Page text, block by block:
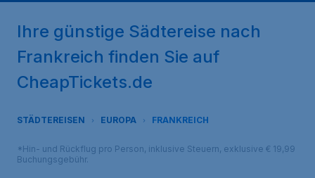
Ihre günstige Sädtereise nach
Frankreich finden Sie auf
CheapTickets.de
STÄDTEREISEN EUROPA FRANKREICH
*Hin- und Rückflug pro Person, inklusive Steuern, exklusive € 19,99
Buchungsgebühr.